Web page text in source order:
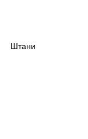
Штани